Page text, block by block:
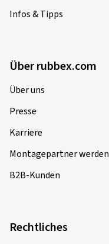
Infos & Tipps
Über rubbex.com
Über uns
Presse
Karriere
Montagepartner werden
B2B-Kunden
Rechtliches